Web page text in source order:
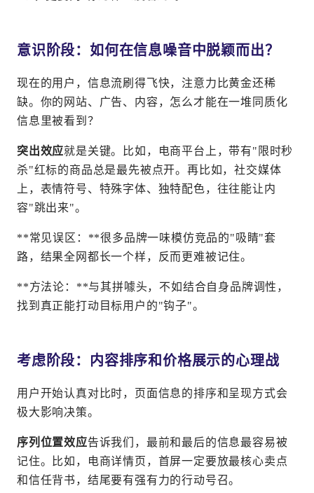
意识阶段：如何在信息噪音中脱颖而出？
现在的用户，信息流刷得飞快，注意力比黄金还稀
缺。你的网站、广告、内容，怎么才能在一堆同质化
信息里被看到？
突出效应就是关键。比如，电商平台上，带有"限时秒
杀"红标的商品总是最先被点开。再比如，社交媒体
上，表情符号、特殊字体、独特配色，往往能让内
容"跳出来"。
**常见误区：**很多品牌一味模仿竞品的"吸睛"套
路，结果全网都长一个样，反而更难被记住。
**方法论：**与其拼噱头，不如结合自身品牌调性，
找到真正能打动目标用户的"钩子"。
考虑阶段：内容排序和价格展示的心理战
用户开始认真对比时，页面信息的排序和呈现方式会
极大影响决策。
序列位置效应告诉我们，最前和最后的信息最容易被
记住。比如，电商详情页，首屏一定要放最核心卖点
和信任背书，结尾要有强有力的行动号召。